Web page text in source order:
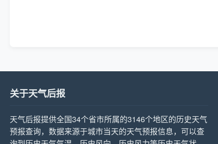
关于天气后报
天气后报提供全国34个省市所属的3146个地区的历史天气
预报查询，数据来源于城市当天的天气预报信息，可以查